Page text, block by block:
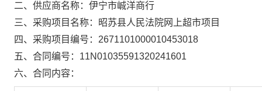
二、供应商名称： 伊宁市峸洋商行
三、采购项目名称：
昭苏县人民法院网上超市项目
四、采购项目编号： 2671101000010453018
五、合同编号： 11N01035591320241601
六、合同内容：